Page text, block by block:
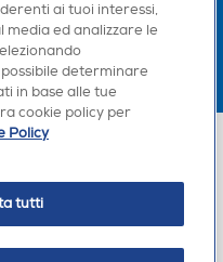
6/a 20156 Milano
ai tuoi interessi,
ed analizzare le
determinare
in base alle tue
cookie policy per
Policy
tutti